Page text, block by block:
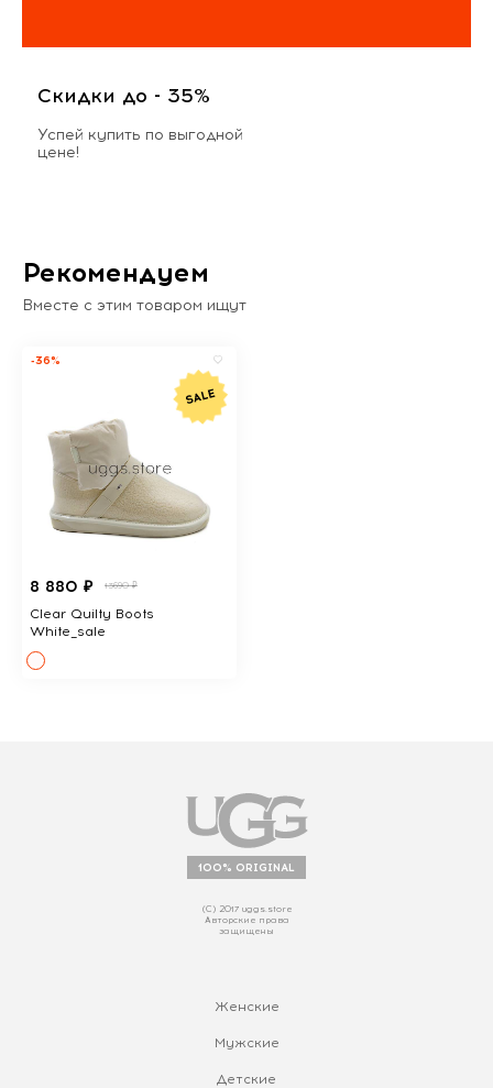
Скидки до - 35%
Успей купить по выгодной
цене!
Рекомендуем
Вместе с этим товаром ищут
-36%
8 880 ₽ 13690 ₽
Clear Quilty Boots
White_sale
100% ORIGINAL
(С) 2017 uggs.store
Авторские права
защищены
Женские
Мужские
Детские